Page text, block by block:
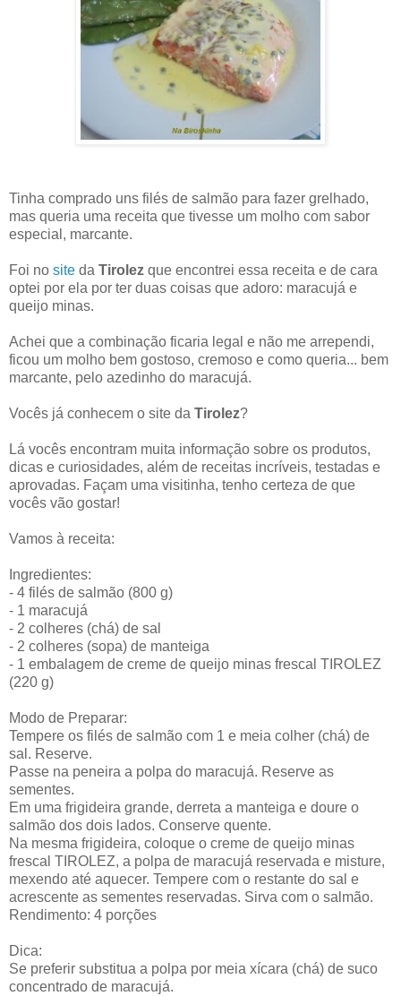
Tinha comprado uns filés de salmão para fazer grelhado,
mas queria uma receita que tivesse um molho com sabor
especial, marcante.
Foi no site da Tirolez que encontrei essa receita e de cara
optei por ela por ter duas coisas que adoro: maracujá e
queijo minas.
Achei que a combinação ficaria legal e não me arrependi,
ficou um molho bem gostoso, cremoso e como queria... bem
marcante, pelo azedinho do maracujá.
Vocês já conhecem o site da Tirolez?
Lá vocês encontram muita informação sobre os produtos,
dicas e curiosidades, além de receitas incríveis, testadas e
aprovadas. Façam uma visitinha, tenho certeza de que
vocês vão gostar!
Vamos à receita:
Ingredientes:
- 4 filés de salmão (800 g)
- 1 maracujá
- 2 colheres (chá) de sal
- 2 colheres (sopa) de manteiga
- 1 embalagem de creme de queijo minas frescal TIROLEZ
(220 g)
Modo de Preparar:
Tempere os filés de salmão com 1 e meia colher (chá) de
sal. Reserve.
Passe na peneira a polpa do maracujá. Reserve as
sementes.
Em uma frigideira grande, derreta a manteiga e doure o
salmão dos dois lados. Conserve quente.
Na mesma frigideira, coloque o creme de queijo minas
frescal TIROLEZ, a polpa de maracujá reservada e misture,
mexendo até aquecer. Tempere com o restante do sal e
acrescente as sementes reservadas. Sirva com o salmão.
Rendimento: 4 porções
Dica:
Se preferir substitua a polpa por meia xícara (chá) de suco
concentrado de maracujá.